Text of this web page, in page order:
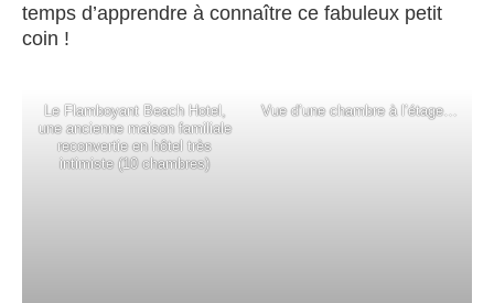
temps d’apprendre à connaître ce fabuleux petit
coin !
Le Flamboyant Beach Hotel,
une ancienne maison familiale
reconvertie en hôtel très
intimiste (10 chambres)
Vue d’une chambre à l’étage…